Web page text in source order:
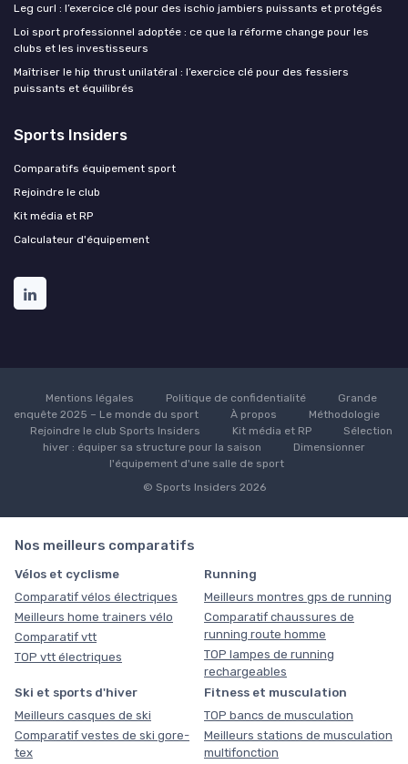
Leg curl : l’exercice clé pour des ischio jambiers puissants et protégés
Loi sport professionnel adoptée : ce que la réforme change pour les
clubs et les investisseurs
Maîtriser le hip thrust unilatéral : l’exercice clé pour des fessiers
puissants et équilibrés
Sports Insiders
Comparatifs équipement sport
Rejoindre le club
Kit média et RP
Calculateur d'équipement
Mentions légales Politique de confidentialité
Grande
enquête 2025 – Le monde du sport
À propos
Méthodologie
Rejoindre le club Sports Insiders
Kit média et RP
Sélection
hiver : équiper sa structure pour la saison
Dimensionner
l'équipement d'une salle de sport
© Sports Insiders 2026
Nos meilleurs comparatifs
Vélos et cyclisme
Comparatif vélos électriques
Meilleurs home trainers vélo
Comparatif vtt
TOP vtt électriques
Running
Meilleurs montres gps de running
Comparatif chaussures de
running route homme
TOP lampes de running
rechargeables
Ski et sports d'hiver
Meilleurs casques de ski
Comparatif vestes de ski gore-
tex
Fitness et musculation
TOP bancs de musculation
Meilleurs stations de musculation
multifonction